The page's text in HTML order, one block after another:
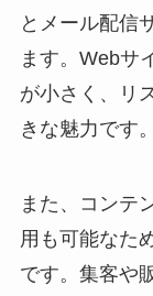
とメール配信
ます。Webサ
が小さく、リ
きな魅力です。
また、コンテ
用も可能なた
です。集客や